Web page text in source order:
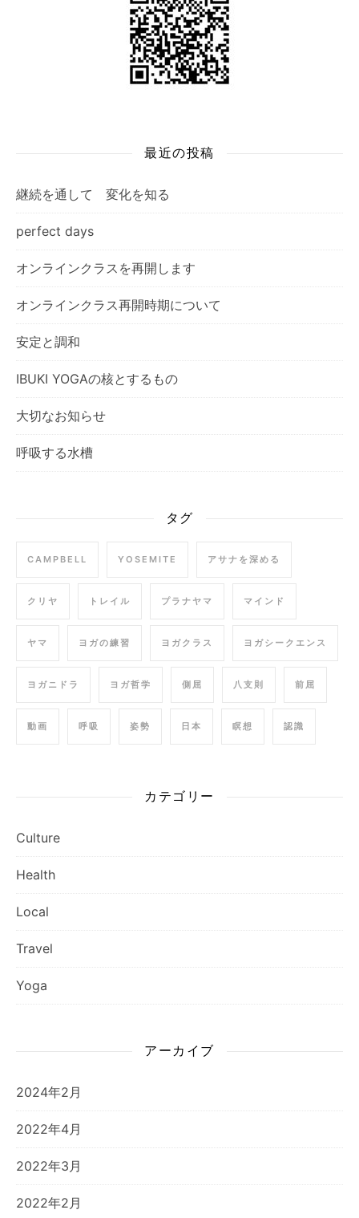
最近の投稿
継続を通して 変化を知る
perfect days
オンラインクラスを再開します
オンラインクラス再開時期について
安定と調和
IBUKI YOGAの核とするもの
大切なお知らせ
呼吸する水槽
タグ
CAMPBELL YOSEMITE アサナを深める
クリヤ トレイル プラナヤマ マインド
ヤマ ヨガの練習 ヨガクラス ヨガシークエンス
ヨガニドラ ヨガ哲学 側屈 八支則 前屈
動画 呼吸 姿勢 日本 瞑想 認識
カテゴリー
Culture
Health
Local
Travel
Yoga
アーカイブ
2024年2月
2022年4月
2022年3月
2022年2月